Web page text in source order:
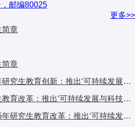
邮编80025
更多>>
简章
简章
美国加州州立大学2025年研究生教育创新：推出‘可持续发展与科技融合’跨学科计划，引发广泛关注
斯坦福大学2025年研究生教育改革：推出‘可持续发展与科技融合’跨学科计划，引发全球关注
美国伯克利加州大学2025年研究生教育改革：推出‘可持续发展与科技融合’交叉培养计划，引发学术界广泛关注